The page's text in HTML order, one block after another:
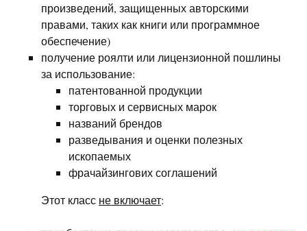
произведений, защищенных авторскими
правами, таких как книги или программное
обеспечение)
получение роялти или лицензионной пошлины
за использование:
патентованной продукции
торговых и сервисных марок
названий брендов
разведывания и оценки полезных
ископаемых
фрачайзингових соглашений
Этот класс не включает: